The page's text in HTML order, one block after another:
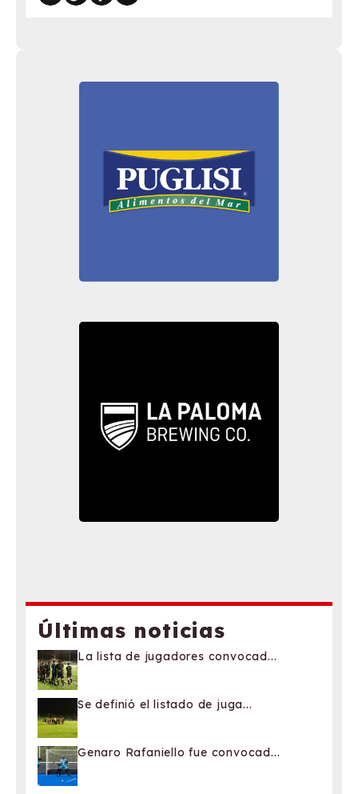
Últimas noticias
La lista de jugadores convocad...
Se definió el listado de juga...
Genaro Rafaniello fue convocad...